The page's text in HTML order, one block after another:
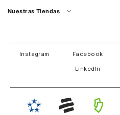
Nuestras Tiendas
Instagram
Facebook
LinkedIn